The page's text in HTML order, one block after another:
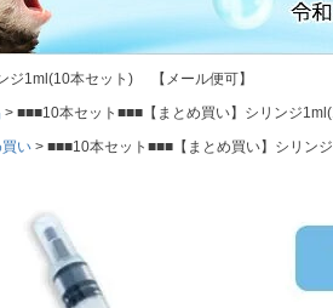
ジ1ml(10本セット) 【メール便可】
■■■10本セット■■■【まとめ買い】シリンジ
買い ■■■10本セット■■■【まとめ買い】シリン